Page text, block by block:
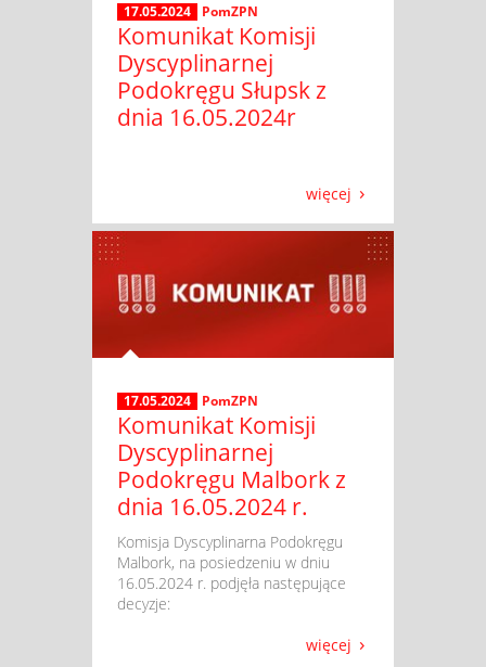
17.05.2024 PomZPN
Komunikat Komisji
Dyscyplinarnej
Podokręgu Słupsk z
dnia 16.05.2024r
więcej
17.05.2024 PomZPN
Komunikat Komisji
Dyscyplinarnej
Podokręgu Malbork z
dnia 16.05.2024 r.
​ Komisja Dyscyplinarna Podokręgu
Malbork, na posiedzeniu w dniu
16.05.2024 r. podjęła następujące
decyzje:
więcej